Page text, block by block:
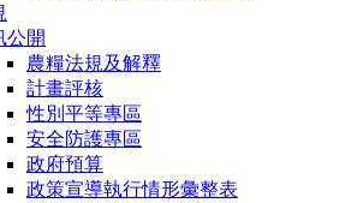
公開
農糧法規及解釋
計畫評核
性別平等專區
安全防護專區
政府預算
政策宣導執行情形彙整表